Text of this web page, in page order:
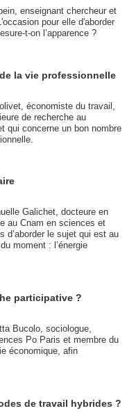
enseignant chercheur et
pour elle d'aborder
t-on l’apparence ?
la vie professionnelle
économiste du travail,
de recherche au
qui concerne un bon nombre
Galichet, docteure en
au Cnam en sciences et
d’aborder le sujet qui est au
moment : l’énergie
participative ?
Bucolo, sociologue,
Po Paris et membre du
économique, afin
de travail hybrides ?